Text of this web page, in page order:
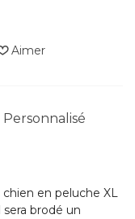
Aimer
en peluche XL
sera brodé un